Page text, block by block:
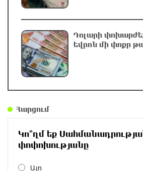
UFC 331 մրցաշարում
մենամարտի չեղարկման
բացահայտվել է
ՆԳՆ-ն՝ աղբակույտի տակ
Եղվարդ ճանապարհին
Romeo»-ն և «Opel»-ը. կա
Դոլարի
եվրոն մի փոքր
Հարցում
Կո՞ղմ եք
փոփոխությանը
Այո